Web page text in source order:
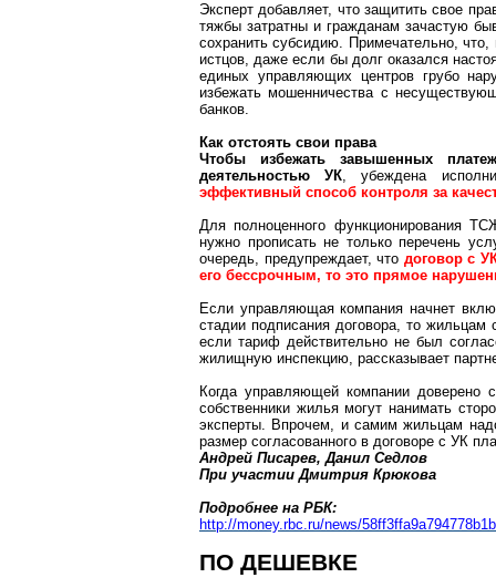
Эксперт добавляет, что защитить свое
тяжбы затратны и гражданам зачастую
сохранить субсидию. Примечательно,
истцов, даже если бы долг оказался
единых управляющих центров грубо
избежать мошенничества с
банков.
Как отстоять свои права
Чтобы избежать завышенных
деятельностью УК, убеждена
эффективный способ контроля за
Для полноценного функционирования
нужно прописать не только перечень
очередь, предупреждает, что договор с
его бессрочным, то это прямое
Если управляющая компания начнет
стадии подписания договора, то
если тариф действительно не был
жилищную инспекцию, рассказывает
Когда управляющей компании доверено
собственники жилья могут нанимать
эксперты. Впрочем, и самим жильцам
размер согласованного в договоре с УК
Андрей Писарев, Данил Седлов
При участии Дмитрия Крюкова
Подробнее на РБК:
http://money.rbc.ru/news/
ПО ДЕШЕВКЕ